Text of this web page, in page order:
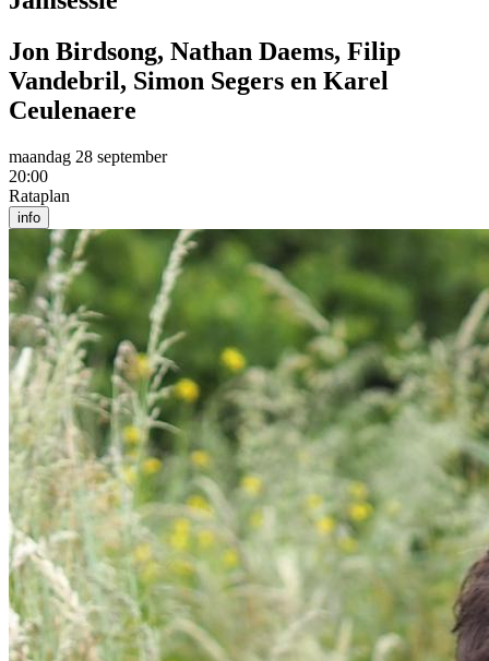
Jon Birdsong, Nathan Daems, Filip
Vandebril, Simon Segers en Karel
Ceulenaere
maandag 28 september
20:00
Rataplan
info